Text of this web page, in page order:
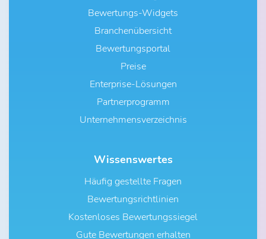
Bewertungs-Widgets
Branchenübersicht
Bewertungsportal
Preise
Enterprise-Lösungen
Partnerprogramm
Unternehmensverzeichnis
Wissenswertes
Häufig gestellte Fragen
Bewertungsrichtlinien
Kostenloses Bewertungssiegel
Gute Bewertungen erhalten